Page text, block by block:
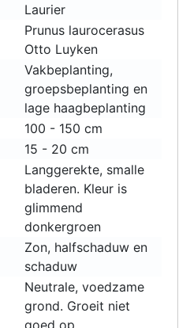
Laurier
Prunus laurocerasus
Otto Luyken
Vakbeplanting,
groepsbeplanting en
lage haagbeplanting
100 - 150 cm
15 - 20 cm
Langgerekte, smalle
bladeren. Kleur is
glimmend
donkergroen
Zon, halfschaduw en
schaduw
Neutrale, voedzame
grond. Groeit niet
goed op